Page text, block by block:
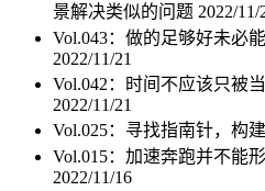
景解决类似的问题 2022/11/
Vol.043：做的足够好未必
2022/11/21
Vol.042：时间不应该只被
2022/11/21
Vol.025：寻找指南针，构
Vol.015：加速奔跑并不能
2022/11/16